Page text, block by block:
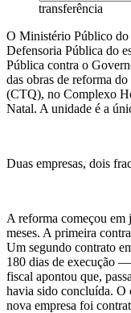
transferência
O Ministério Público
Defensoria Pública do
Pública contra o
das obras de reforma
(CTQ), no Complexo
Natal. A unidade é a
Duas empresas, dois
A reforma começou em
meses. A primeira
Um segundo contrato
180 dias de execução
fiscal apontou que,
havia sido concluída. O
nova empresa foi